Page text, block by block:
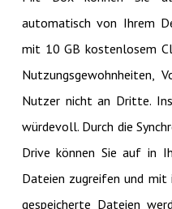
automatisch von Ihrem
mit 10 GB kostenlosem
Nutzungsgewohnheiten,
Nutzer nicht an Dritte.
würdevoll. Durch die
Drive können Sie auf in
Dateien zugreifen und mit
gespeicherte Dateien